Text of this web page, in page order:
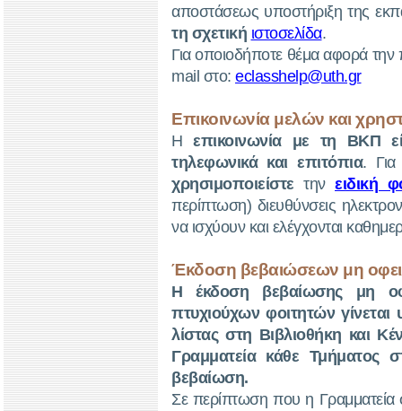
αποστάσεως υποστήριξη της
τη σχετική ιστοσελίδα.
Για οποιοδήποτε θέμα αφορά
mail στο: eclasshelp@uth.gr
Επικοινωνία μελών και
Ηεπικοινωνία με τη ΒΚΠ
τηλεφωνικά και επιτόπια. Για
χρησιμοποιείστε την ειδική
περίπτωση) διευθύνσεις
να ισχύουν και ελέγχονται
Έκδοση βεβαιώσεων μη
Η έκδοση βεβαίωσης μη
πτυχιούχων φοιτητών
λίστας στη Βιβλιοθήκη και
Γραμματεία κάθε Τμήματος
βεβαίωση.
Σε περίπτωση που η Γραμματεία